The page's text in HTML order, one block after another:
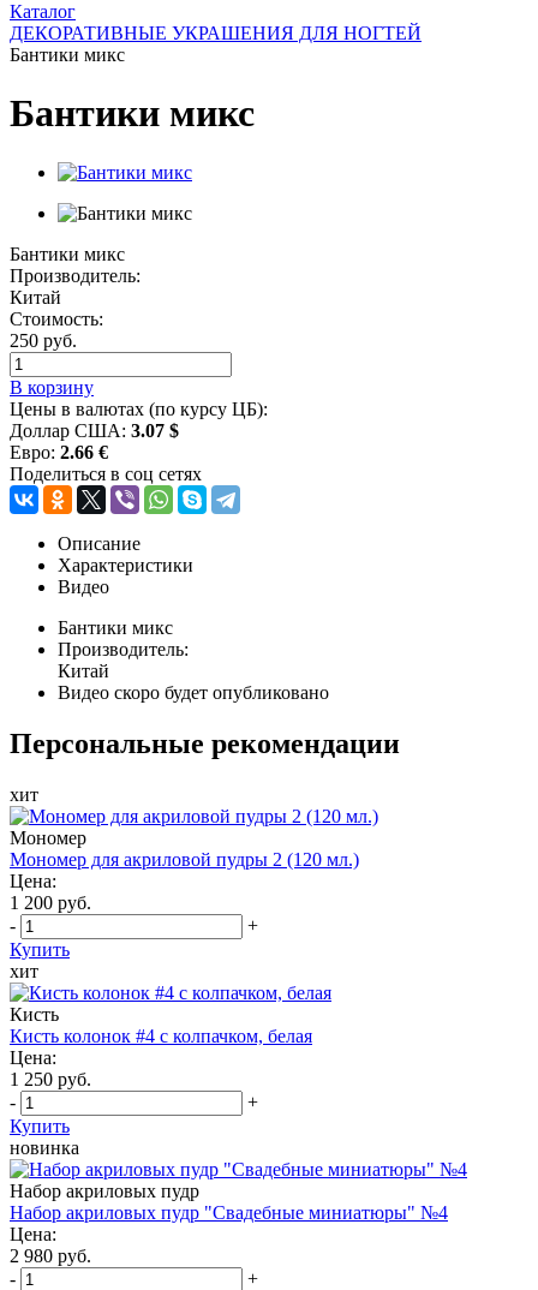
Каталог
ДЕКОРАТИВНЫЕ УКРАШЕНИЯ ДЛЯ НОГТЕЙ
Бантики микс
Бантики микс
Бантики микс
Производитель:
Китай
Стоимость:
250 руб.
В корзину
Цены в валютах (по курсу ЦБ):
Доллар США: 3.07 $
Евро: 2.66 €
Поделиться в соц сетях
Описание
Характеристики
Видео
Бантики микс
Производитель:
Китай
Видео скоро будет опубликовано
Персональные рекомендации
хит
Мономер
Мономер для акриловой пудры 2 (120 мл.)
Цена:
1 200 руб.
-
+
Купить
хит
Кисть
Кисть колонок #4 с колпачком, белая
Цена:
1 250 руб.
-
+
Купить
новинка
Набор акриловых пудр
Набор акриловых пудр "Свадебные миниатюры" №4
Цена:
2 980 руб.
-
+